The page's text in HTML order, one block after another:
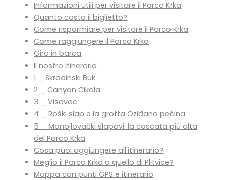
Informazioni utili per visitare il Parco Krka
Quanto costa il biglietto?
Come risparmiare per visitare il Parco Krka
Come raggiungere il Parco Krka
Giro in barca
Il nostro itinerario
1 _ Skradinski Buk
2 _ Canyon Cikola
3 _ Visovac
4 _ Roški slap e la grotta Oziđana pećina
5 _ Manojlovački slapovi: la cascata più alta
del Parco Krka
Cosa puoi aggiungere all'itinerario?
Meglio il Parco Krka o quello di Plitvice?
Mappa con punti GPS e itinerario